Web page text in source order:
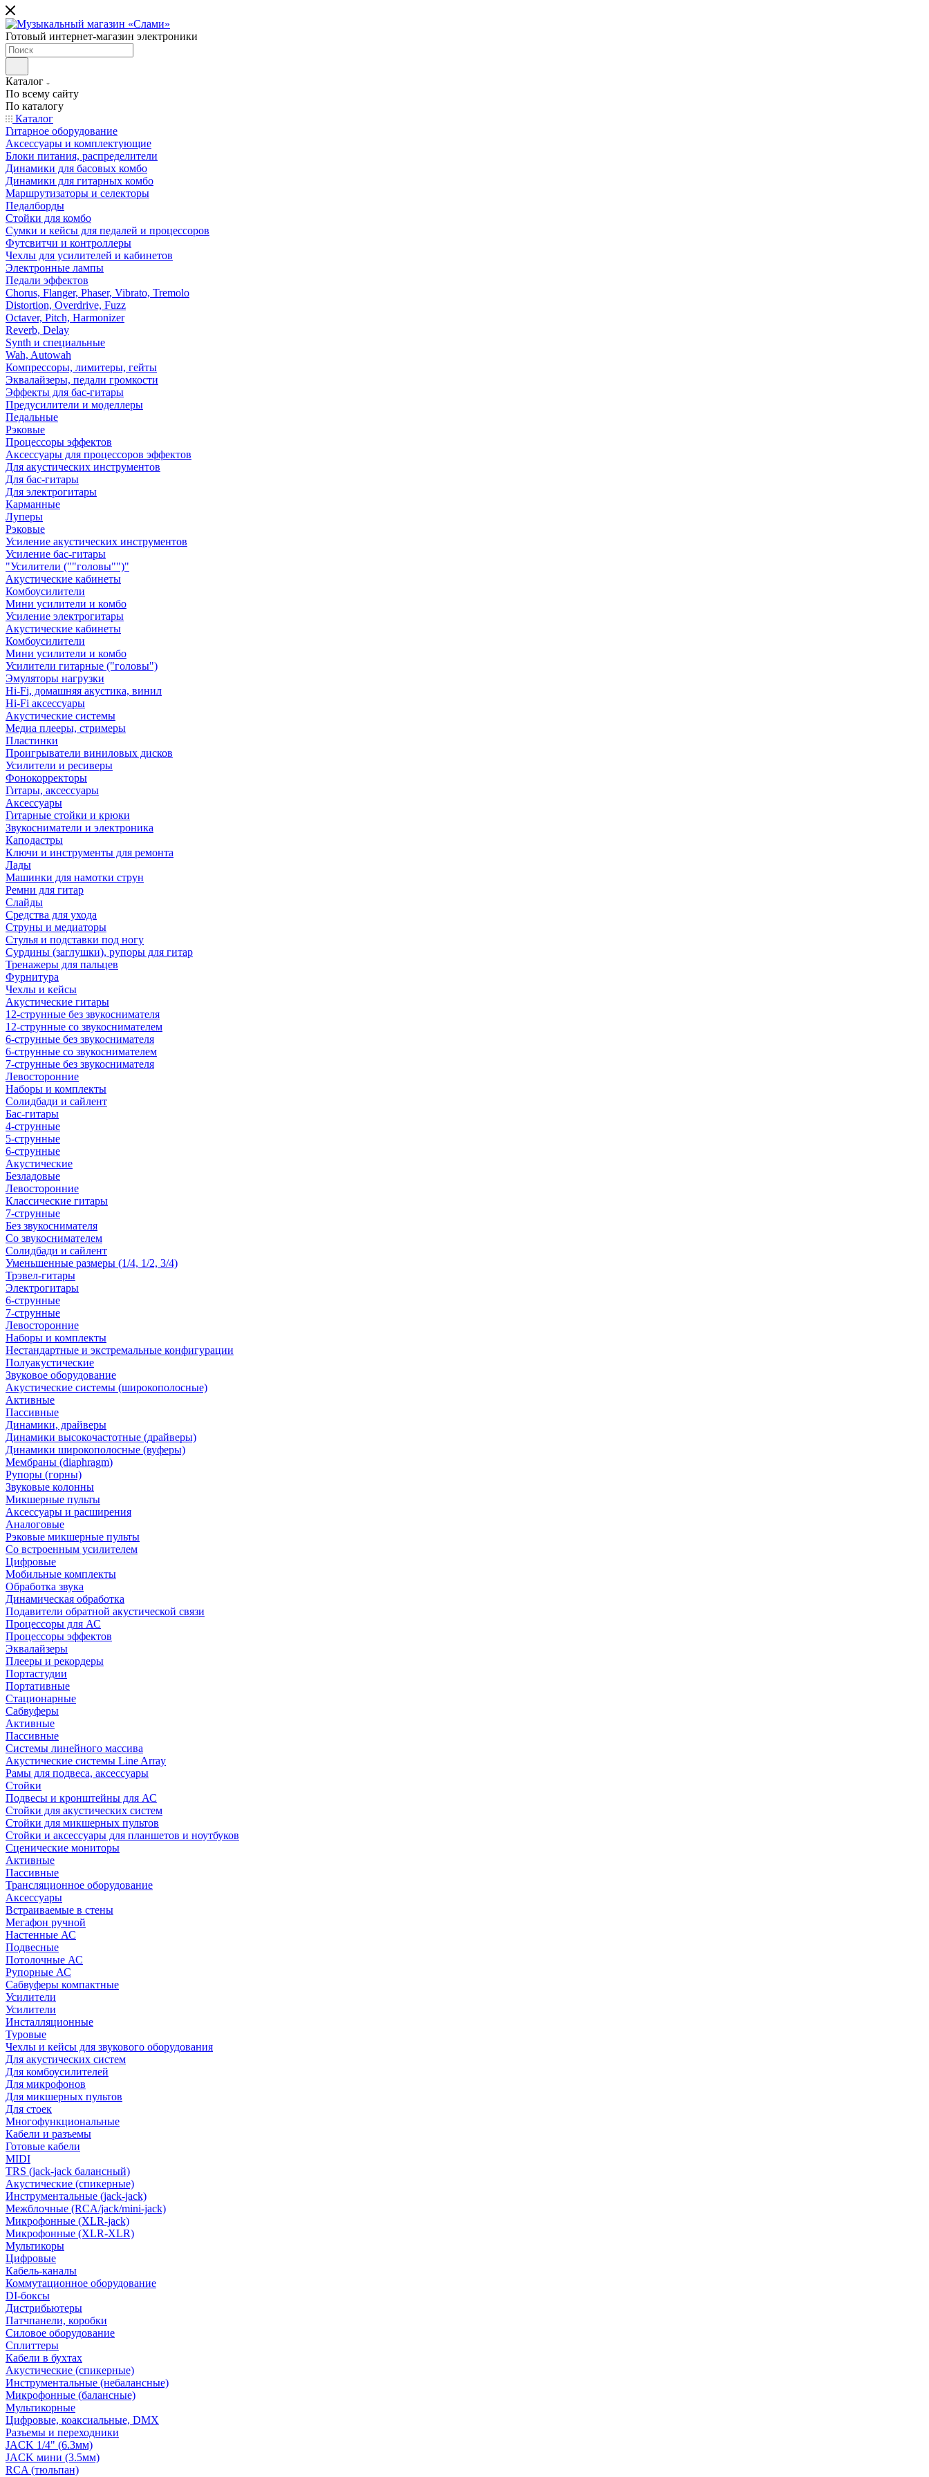
Готовый интернет-магазин электроники
Каталог
По всему сайту
По каталогу
Каталог
Гитарное оборудование
Аксессуары и комплектующие
Блоки питания, распределители
Динамики для басовых комбо
Динамики для гитарных комбо
Маршрутизаторы и селекторы
Педалборды
Стойки для комбо
Сумки и кейсы для педалей и процессоров
Футсвитчи и контроллеры
Чехлы для усилителей и кабинетов
Электронные лампы
Педали эффектов
Chorus, Flanger, Phaser, Vibrato, Tremolo
Distortion, Overdrive, Fuzz
Octaver, Pitch, Harmonizer
Reverb, Delay
Synth и специальные
Wah, Autowah
Компрессоры, лимитеры, гейты
Эквалайзеры, педали громкости
Эффекты для бас-гитары
Предусилители и моделлеры
Педальные
Рэковые
Процессоры эффектов
Аксессуары для процессоров эффектов
Для акустических инструментов
Для бас-гитары
Для электрогитары
Карманные
Луперы
Рэковые
Усиление акустических инструментов
Усиление бас-гитары
"Усилители (""головы"")"
Акустические кабинеты
Комбоусилители
Мини усилители и комбо
Усиление электрогитары
Акустические кабинеты
Комбоусилители
Мини усилители и комбо
Усилители гитарные ("головы")
Эмуляторы нагрузки
Hi-Fi, домашняя акустика, винил
Hi-Fi аксессуары
Акустические системы
Медиа плееры, стримеры
Пластинки
Проигрыватели виниловых дисков
Усилители и ресиверы
Фонокорректоры
Гитары, аксессуары
Аксессуары
Гитарные стойки и крюки
Звукосниматели и электроника
Каподастры
Ключи и инструменты для ремонта
Лады
Машинки для намотки струн
Ремни для гитар
Слайды
Средства для ухода
Струны и медиаторы
Стулья и подставки под ногу
Сурдины (заглушки), рупоры для гитар
Тренажеры для пальцев
Фурнитура
Чехлы и кейсы
Акустические гитары
12-струнные без звукоснимателя
12-струнные со звукоснимателем
6-струнные без звукоснимателя
6-струнные со звукоснимателем
7-струнные без звукоснимателя
Левосторонние
Наборы и комплекты
Солидбади и сайлент
Бас-гитары
4-струнные
5-струнные
6-струнные
Акустические
Безладовые
Левосторонние
Классические гитары
7-струнные
Без звукоснимателя
Со звукоснимателем
Солидбади и сайлент
Уменьшенные размеры (1/4, 1/2, 3/4)
Трэвел-гитары
Электрогитары
6-струнные
7-струнные
Левосторонние
Наборы и комплекты
Нестандартные и экстремальные конфигурации
Полуакустические
Звуковое оборудование
Акустические системы (широкополосные)
Активные
Пассивные
Динамики, драйверы
Динамики высокочастотные (драйверы)
Динамики широкополосные (вуферы)
Мембраны (diaphragm)
Рупоры (горны)
Звуковые колонны
Микшерные пульты
Аксессуары и расширения
Аналоговые
Рэковые микшерные пульты
Со встроенным усилителем
Цифровые
Мобильные комплекты
Обработка звука
Динамическая обработка
Подавители обратной акустической связи
Процессоры для АС
Процессоры эффектов
Эквалайзеры
Плееры и рекордеры
Портастудии
Портативные
Стационарные
Сабвуферы
Активные
Пассивные
Системы линейного массива
Акустические системы Line Array
Рамы для подвеса, аксессуары
Стойки
Подвесы и кронштейны для АС
Стойки для акустических систем
Стойки для микшерных пультов
Стойки и аксессуары для планшетов и ноутбуков
Сценические мониторы
Активные
Пассивные
Трансляционное оборудование
Аксессуары
Встраиваемые в стены
Мегафон ручной
Настенные АС
Подвесные
Потолочные АС
Рупорные АС
Сабвуферы компактные
Усилители
Усилители
Инсталляционные
Туровые
Чехлы и кейсы для звукового оборудования
Для акустических систем
Для комбоусилителей
Для микрофонов
Для микшерных пультов
Для стоек
Многофункциональные
Кабели и разъемы
Готовые кабели
MIDI
TRS (jack-jack балансный)
Акустические (спикерные)
Инструментальные (jack-jack)
Межблочные (RCA/jack/mini-jack)
Микрофонные (XLR-jack)
Микрофонные (XLR-XLR)
Мультикоры
Цифровые
Кабель-каналы
Коммутационное оборудование
DI-боксы
Дистрибьютеры
Патчпанели, коробки
Силовое оборудование
Сплиттеры
Кабели в бухтах
Акустические (спикерные)
Инструментальные (небалансные)
Микрофонные (балансные)
Мультикорные
Цифровые, коаксиальные, DMX
Разъемы и переходники
JACK 1/4" (6.3мм)
JACK мини (3.5мм)
RCA (тюльпан)